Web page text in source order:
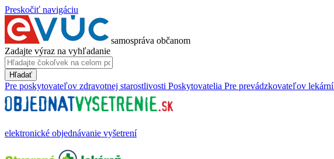
Preskočiť navigáciu
samospráva občanom
Zadajte výraz na vyhľadanie
Hľadať
Pre poskytovateľov zdravotnej starostlivosti Poskytovatelia Pre prevádzkovateľov lekární
elektronické objednávanie vyšetrení